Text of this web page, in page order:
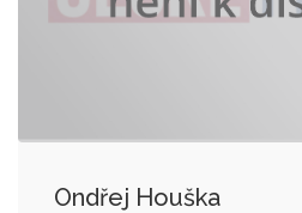
Ondřej Houška